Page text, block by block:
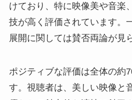
けており、特に映像美や音楽
技が高く評価されています。
展開に関しては賛否両論が見
ポジティブな評価は全体の約
す。視聴者は、美しい映像と